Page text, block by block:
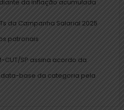
da inflação acumulada
da Campanha Salarial 2025
patronais
CUT/SP assina acordo da
base da categoria pela